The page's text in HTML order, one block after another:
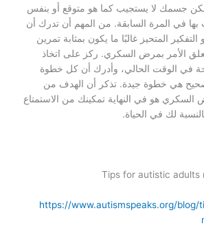
جسمك لا يستجيب كما هو متوقع أو بنفس
بها في المرة السابقة. من المهم أن تدرك أن
المتحيز غالبًا ما يكون بمثابة تمرين
الأمر بمرض السكري. ركز على اتخاذ
في الوقت الحالي، وأدرك أن كل خطوة
هي خطوة جيدة. تذكر أن الهدف من
السكري هو في النهاية تمكينك من الاستمتاع
لك في الحياة.
Tips for autistic adults
https://www.autismspeaks.org/